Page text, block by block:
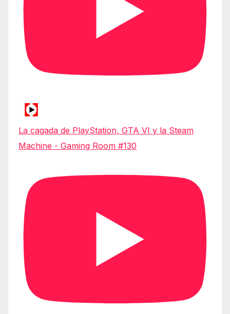
La cagada de PlayStation, GTA VI y la Steam
Machine - Gaming Room #130